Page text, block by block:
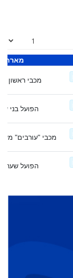
מארח
מכבי ראשון
הפועל בני
מכבי "עורבים"
הפועל שער